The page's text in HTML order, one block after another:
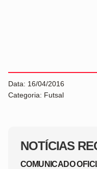
NOTÍCIAS
COMUNICADO
Data: 16/04/2016
Categoria: Futsal